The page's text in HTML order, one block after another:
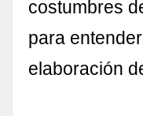
costumbres
para
elaboración